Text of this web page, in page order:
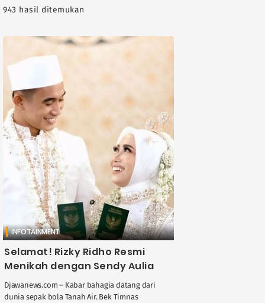
943 hasil ditemukan
INFOTAINMENT
Selamat! Rizky Ridho Resmi
Menikah dengan Sendy Aulia
Djawanews.com – Kabar bahagia datang dari
dunia sepak bola Tanah Air. Bek Timnas